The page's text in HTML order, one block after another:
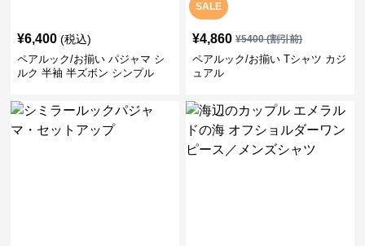
¥6,400 (税込)
ペアルック/お揃い パジャマ シ
ルク 半袖 半ズボン シンプル
SALE
¥4,860 ¥5400(割引前)
ペアルック/お揃い Tシャツ カジ
ュアル